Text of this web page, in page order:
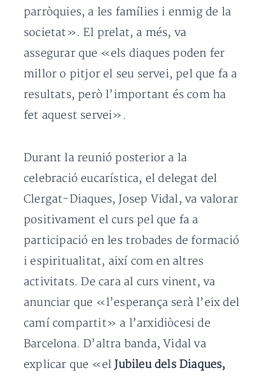
parròquies, a les famílies i enmig de la
societat». El prelat, a més, va
assegurar que «els diaques poden fer
millor o pitjor el seu servei, pel que fa a
resultats, però l’important és com ha
fet aquest servei».
Durant la reunió posterior a la
celebració eucarística, el delegat del
Clergat-Diaques, Josep Vidal, va valorar
positivament el curs pel que fa a
participació en les trobades de formació
i espiritualitat, així com en altres
activitats. De cara al curs vinent, va
anunciar que «l’esperança serà l’eix del
camí compartit» a l’arxidiòcesi de
Barcelona. D’altra banda, Vidal va
explicar que «el Jubileu dels Diaques,